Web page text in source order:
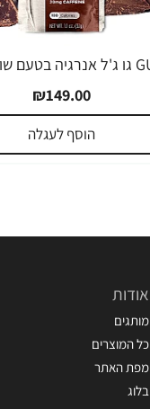
₪149.00
הוסף לעגלה
אודות
מותגים
כל המוצרים
מפת האתר
בלוג